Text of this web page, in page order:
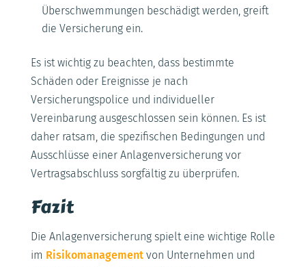
Überschwemmungen beschädigt werden, greift
die Versicherung ein.
Es ist wichtig zu beachten, dass bestimmte
Schäden oder Ereignisse je nach
Versicherungspolice und individueller
Vereinbarung ausgeschlossen sein können. Es ist
daher ratsam, die spezifischen Bedingungen und
Ausschlüsse einer Anlagenversicherung vor
Vertragsabschluss sorgfältig zu überprüfen.
Fazit
Die Anlagenversicherung spielt eine wichtige Rolle
im Risikomanagementvon Unternehmen und